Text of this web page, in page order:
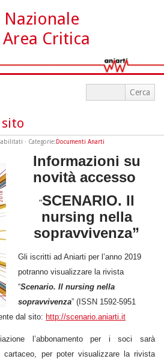
Nazionale
Critica
sito
su
Scenario:
· Categorie: Documenti Anarti
Informazioni su
novità accesso
“SCENARIO. Il
nursing nella
sopravvivenza”
Gli iscritti ad Aniarti per l’anno 2019
potranno visualizzare la rivista
“Scenario. Il nursing nella
sopravvivenza” (ISSN 1592-5951
dal sito: http://scenario.aniarti.it
l’abbonamento per i soci sarà
per poter visualizzare la rivista